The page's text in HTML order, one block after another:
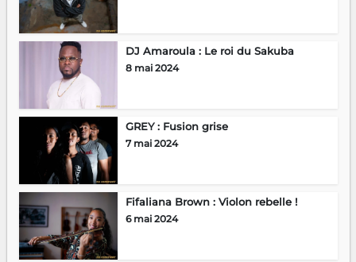
DJ Amaroula : Le roi du Sakuba
8 mai 2024
GREY : Fusion grise
7 mai 2024
Fifaliana Brown : Violon rebelle !
6 mai 2024